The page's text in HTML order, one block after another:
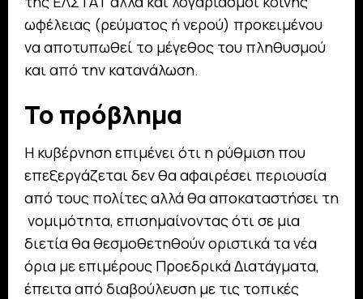
ωφέλειας (ρεύματος ή νερού) προκειμένου
να αποτυπωθεί το μέγεθος του πληθυσμού
και από την κατανάλωση.
Το πρόβλημα
H κυβέρνηση επιμένει ότι η ρύθμιση που
επεξεργάζεται δεν θα αφαιρέσει περιουσία
από τους πολίτες αλλά θα αποκαταστήσει τη
νομιμότητα, επισημαίνοντας ότι σε μια
διετία θα θεσμοθετηθούν οριστικά τα νέα
όρια με επιμέρους Προεδρικά Διατάγματα,
έπειτα από διαβούλευση με τις τοπικές